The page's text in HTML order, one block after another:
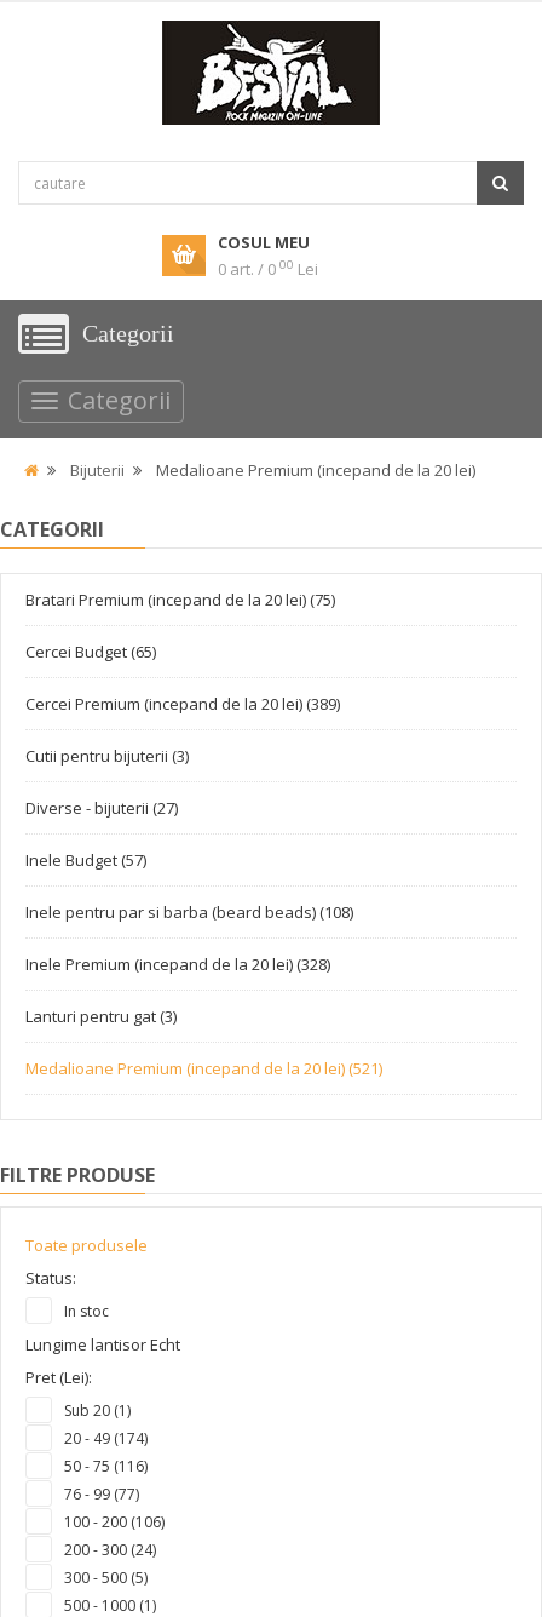
COSUL MEU
0 art. / 0 00 Lei
Categorii
Categorii
Bijuterii Medalioane Premium (incepand de la 20 lei)
CATEGORII
Bratari Premium (incepand de la 20 lei) (75)
Cercei Budget (65)
Cercei Premium (incepand de la 20 lei) (389)
Cutii pentru bijuterii (3)
Diverse - bijuterii (27)
Inele Budget (57)
Inele pentru par si barba (beard beads) (108)
Inele Premium (incepand de la 20 lei) (328)
Lanturi pentru gat (3)
Medalioane Premium (incepand de la 20 lei) (521)
FILTRE PRODUSE
Toate produsele
Status:
In stoc
Lungime lantisor Echt
Pret (Lei):
Sub 20 (1)
20 - 49 (174)
50 - 75 (116)
76 - 99 (77)
100 - 200 (106)
200 - 300 (24)
300 - 500 (5)
500 - 1000 (1)